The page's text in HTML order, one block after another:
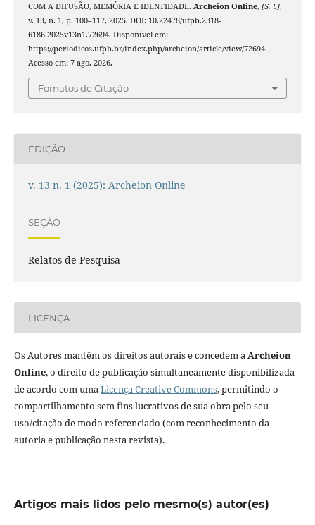
COM A DIFUSÃO, MEMÓRIA E IDENTIDADE. Archeion Online, [S. l.],
v. 13, n. 1, p. 100–117, 2025. DOI: 10.22478/ufpb.2318-
6186.2025v13n1.72694. Disponível em:
https://periodicos.ufpb.br/index.php/archeion/article/view/72694.
Acesso em: 7 ago. 2026.
Fomatos de Citação
EDIÇÃO
v. 13 n. 1 (2025): Archeion Online
SEÇÃO
Relatos de Pesquisa
LICENÇA
Os Autores mantêm os direitos autorais e concedem àArcheion
Online, o direito de publicação simultaneamente disponibilizada
de acordo com umaLicença Creative Commons, permitindo o
compartilhamento sem fins lucrativos de sua obra pelo seu
uso/citação de modo referenciado (com reconhecimento da
autoria e publicação nesta revista).
Artigos mais lidos pelo mesmo(s) autor(es)